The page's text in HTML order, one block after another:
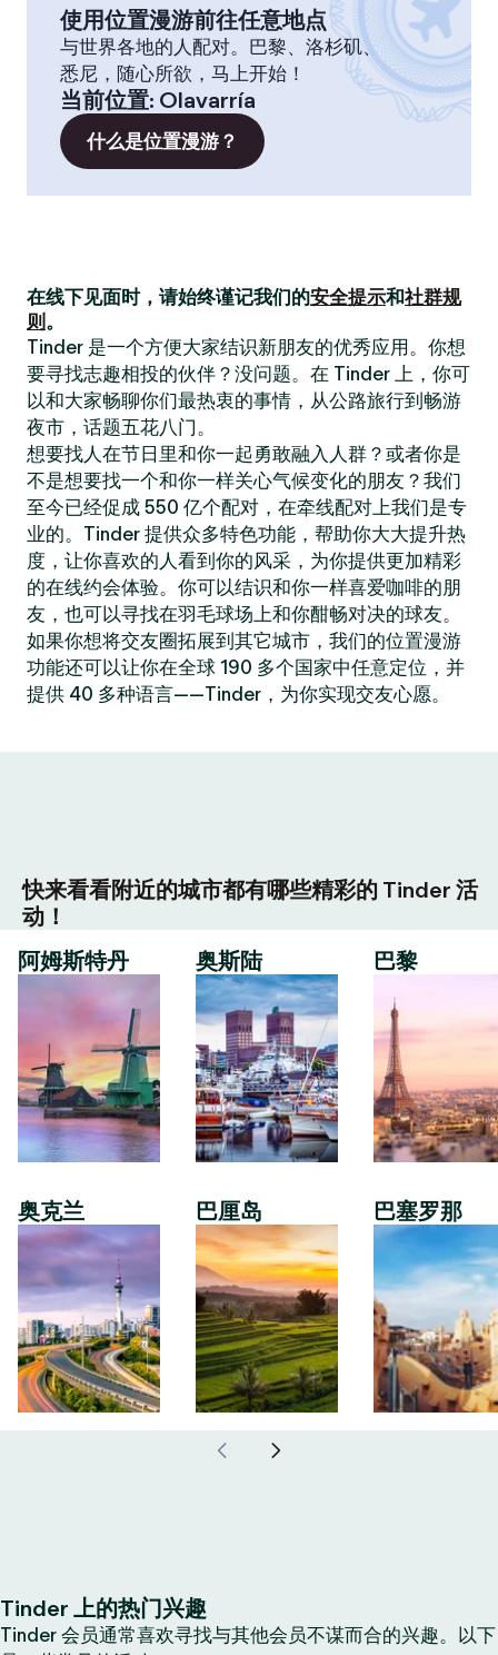
使用位置漫游前往任意地点
与世界各地的人配对。巴黎、洛杉矶、
悉尼，随心所欲，马上开始！
当前位置: Olavarría
什么是位置漫游？
在线下见面时，请始终谨记我们的安全提示和社群规
则 。
Tinder 是一个方便大家结识新朋友的优秀应用。你想
要寻找志趣相投的伙伴？没问题。在 Tinder 上，你可
以和大家畅聊你们最热衷的事情，从公路旅行到畅游
夜市，话题五花八门。
想要找人在节日里和你一起勇敢融入人群？或者你是
不是想要找一个和你一样关心气候变化的朋友？我们
至今已经促成 550 亿个配对，在牵线配对上我们是专
业的。Tinder 提供众多特色功能，帮助你大大提升热
度，让你喜欢的人看到你的风采，为你提供更加精彩
的在线约会体验。你可以结识和你一样喜爱咖啡的朋
友，也可以寻找在羽毛球场上和你酣畅对决的球友。
如果你想将交友圈拓展到其它城市，我们的位置漫游
功能还可以让你在全球 190 多个国家中任意定位，并
提供 40 多种语言——Tinder，为你实现交友心愿。
快来看看附近的城市都有哪些精彩的 Tinder 活
动！
阿姆斯特丹
奥克兰
奥斯陆
巴厘岛
巴黎
巴塞罗那
Tinder 上的热门兴趣
Tinder 会员通常喜欢寻找与其他会员不谋而合的兴趣。以下